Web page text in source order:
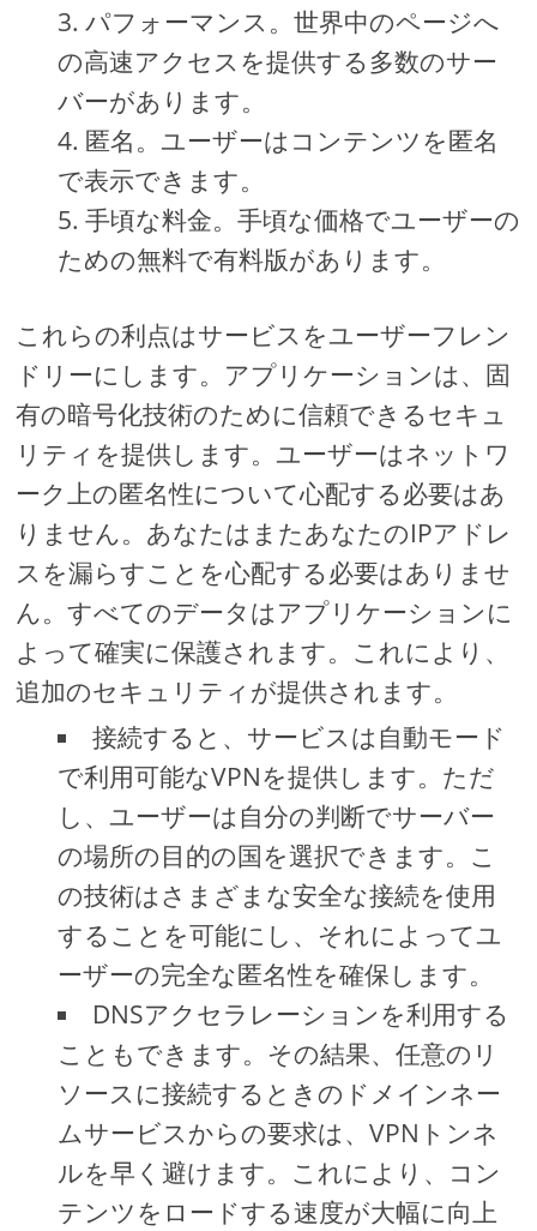
パフォーマンス。世界中のページへ
の高速アクセスを提供する多数のサー
バーがあります。
匿名。ユーザーはコンテンツを匿名
で表示できます。
手頃な料金。手頃な価格でユーザーの
ための無料で有料版があります。
これらの利点はサービスをユーザーフレン
ドリーにします。アプリケーションは、固
有の暗号化技術のために信頼できるセキュ
リティを提供します。ユーザーはネットワ
ーク上の匿名性について心配する必要はあ
りません。あなたはまたあなたのIPアドレ
スを漏らすことを心配する必要はありませ
ん。すべてのデータはアプリケーションに
よって確実に保護されます。これにより、
追加のセキュリティが提供されます。
接続すると、サービスは自動モード
で利用可能なVPNを提供します。ただ
し、ユーザーは自分の判断でサーバー
の場所の目的の国を選択できます。こ
の技術はさまざまな安全な接続を使用
することを可能にし、それによってユ
ーザーの完全な匿名性を確保します。
DNSアクセラレーションを利用する
こともできます。その結果、任意のリ
ソースに接続するときのドメインネー
ムサービスからの要求は、VPNトンネ
ルを早く避けます。これにより、コン
テンツをロードする速度が大幅に向上